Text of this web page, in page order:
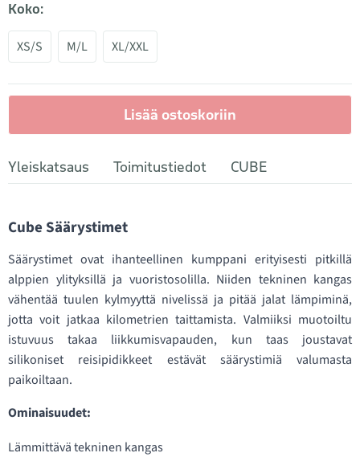
Koko:
XS/S M/L XL/XXL
Lisää ostoskoriin
Yleiskatsaus Toimitustiedot CUBE
Cube Säärystimet
Säärystimet ovat ihanteellinen kumppani erityisesti pitkillä
alppien ylityksillä ja vuoristosolilla. Niiden tekninen kangas
vähentää tuulen kylmyyttä nivelissä ja pitää jalat lämpiminä,
jotta voit jatkaa kilometrien taittamista. Valmiiksi muotoiltu
istuvuus takaa liikkumisvapauden, kun taas joustavat
silikoniset reisipidikkeet estävät säärystimiä valumasta
paikoiltaan.
Ominaisuudet:
Lämmittävä tekninen kangas